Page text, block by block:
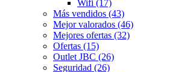
Wifi (17)
Más vendidos (43)
Mejor valorados (46)
Mejores ofertas (32)
Ofertas (15)
Outlet JBC (26)
Seguridad (26)